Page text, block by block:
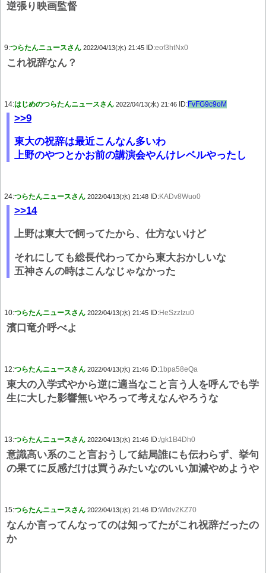
逆張り映画監督
9:つらたんニュースさん 2022/04/13(水) 21:45 ID:eof3htNx0
これ祝辞なん？
14:はじめのつらたんニュースさん 2022/04/13(水) 21:46 ID:FvFG9c9oM
>>9
東大の祝辞は最近こんなん多いわ
上野のやつとかお前の講演会やんけレベルやったし
24:つらたんニュースさん 2022/04/13(水) 21:48 ID:KADv8Wuo0
>>14
上野は東大で飼ってたから、仕方ないけど
それにしても総長代わってから東大おかしいな
五神さんの時はこんなじゃなかった
10:つらたんニュースさん 2022/04/13(水) 21:45 ID:HeSzzIzu0
濱口竜介呼べよ
12:つらたんニュースさん 2022/04/13(水) 21:46 ID:1bpa58eQa
東大の入学式やから逆に適当なこと言う人を呼んでも学
生に大した影響無いやろって考えなんやろうな
13:つらたんニュースさん 2022/04/13(水) 21:46 ID:/gk1B4Dh0
意識高い系のこと言おうして結局誰にも伝わらず、挙句
の果てに反感だけは買うみたいなのいい加減やめようや
15:つらたんニュースさん 2022/04/13(水) 21:46 ID:WIdv2KZ70
なんか言ってんなってのは知ってたがこれ祝辞だったの
か